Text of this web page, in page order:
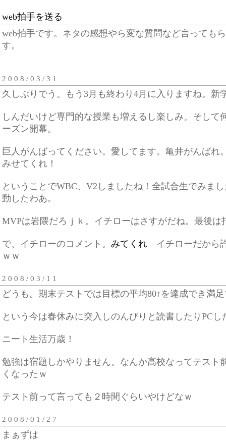
web拍手を送る
web拍手です。ネタの感想やら変な質問など言っても
す。
2 0 0 8 / 0 3 / 3 1
久しぶりでう。もう3月も終わり4月に入りますね。新
しんだいけど専門的な授業も増えるし楽しみ。そして
ーズン開幕。
巨人がんばってください。愛してます。亀井がんばれ
みせてくれ！
ということでWBC、V2しましたね！全試合生でみま
動したわあ。
MVPは岩隈だろｊｋ。イチローはさすがだね。最後は
で、イチローのコメント。 みてくれ イチローだから
ｗｗ
2 0 0 8 / 0 3 / 1 1
どうも。期末テストでは目標の平均80↑を達成でき満
という今は春休みに突入しのんびりと読書したりPCし
ニート生活万歳！
勉強は宿題しかやりません。なんか高校なってテスト
くなったｗ
テスト前って言っても２時間ぐらいやけどなｗ
2 0 0 8 / 0 1 / 2 7
まぁずは